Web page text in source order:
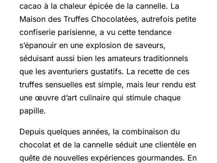
cacao à la chaleur épicée de la cannelle. La
Maison des Truffes Chocolatées, autrefois petite
confiserie parisienne, a vu cette tendance
s’épanouir en une explosion de saveurs,
séduisant aussi bien les amateurs traditionnels
que les aventuriers gustatifs. La recette de ces
truffes sensuelles est simple, mais leur rendu est
une œuvre d’art culinaire qui stimule chaque
papille.
Depuis quelques années, la combinaison du
chocolat et de la cannelle séduit une clientèle en
quête de nouvelles expériences gourmandes. En